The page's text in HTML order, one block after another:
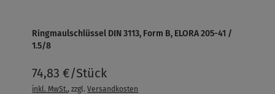
Ringmaulschlüssel DIN 3113, Form B, ELORA 205-41 /
1.5/8
74,83 €/Stück
inkl. MwSt., zzgl.Versandkosten